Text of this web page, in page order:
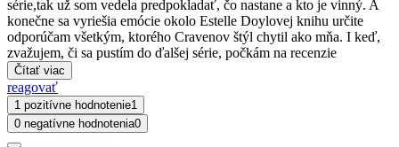
série,tak už som vedela predpokladať, čo nastane a kto je vinný. A
konečne sa vyriešia emócie okolo Estelle Doylovej knihu určite
odporúčam všetkým, ktorého Cravenov štýl chytil ako mňa. I keď,
zvažujem, či sa pustím do ďalšej série, počkám na recenzie
Čítať viac
reagovať
1 pozitívne hodnotenie1
0 negatívne hodnotenia0